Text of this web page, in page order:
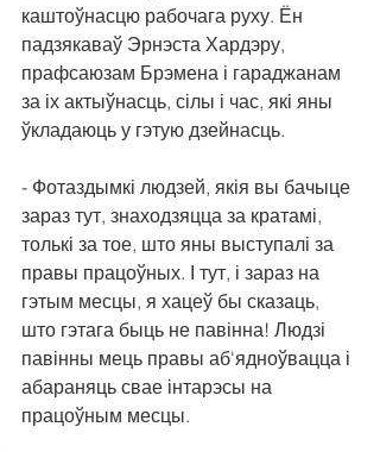
каштоўнасцю рабочага руху. Ён
падзякаваў Эрнэста Хардэру,
прафсаюзам Брэмена і гараджанам
за іх актыўнасць, сілы і час, які яны
ўкладаюць у гэтую дзейнасць.
- Фотаздымкі людзей, якія вы бачыце
зараз тут, знаходзяцца за кратамі,
толькі за тое, што яны выступалі за
правы працоўных. І тут, і зараз на
гэтым месцы, я хацеў бы сказаць,
што гэтага быць не павінна! Людзі
павінны мець правы аб'ядноўвацца і
абараняць свае інтарэсы на
працоўным месцы.